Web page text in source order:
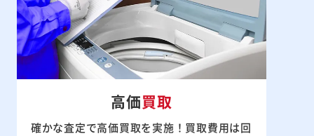
高価買取
確かな査定で高価買取を実施！買取費用は回